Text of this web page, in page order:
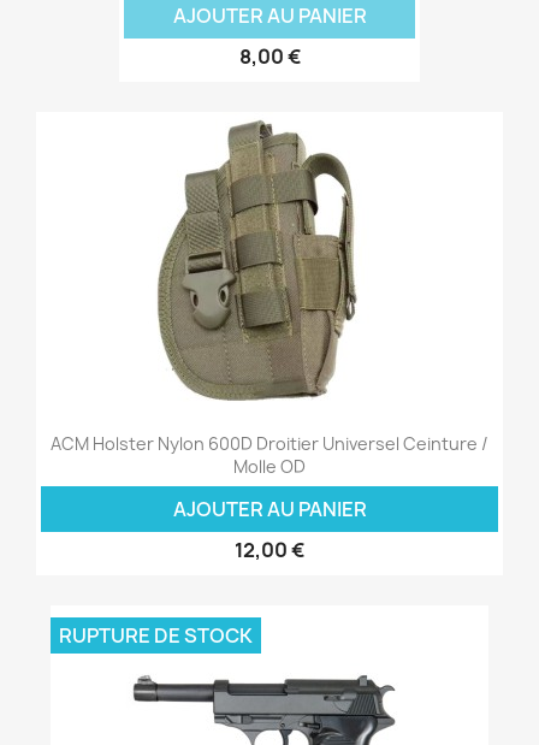
AJOUTER AU PANIER
8,00 €
ACM Holster Nylon 600D Droitier Universel Ceinture /
Molle OD
AJOUTER AU PANIER
12,00 €
RUPTURE DE STOCK